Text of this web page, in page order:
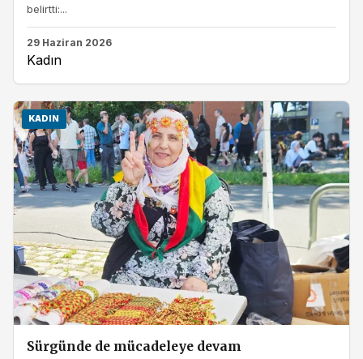
belirtti:...
29 Haziran 2026
Kadın
KADIN
Sürgünde de mücadeleye devam